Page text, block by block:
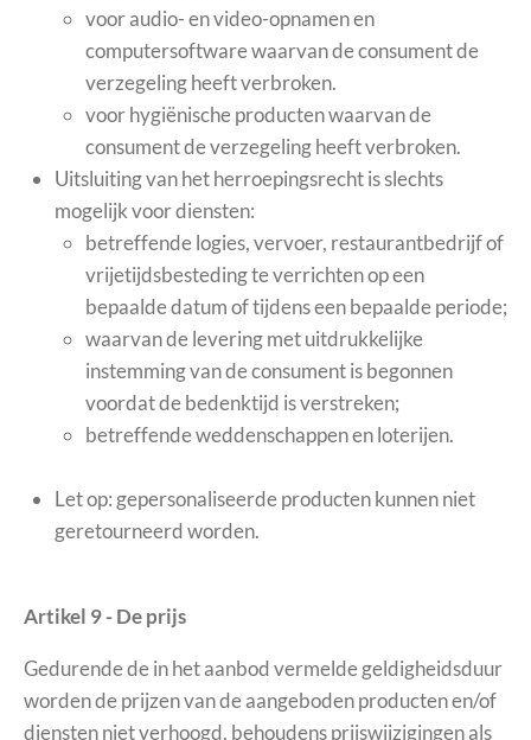
voor audio- en video-opnamen en
computersoftware waarvan de consument de
verzegeling heeft verbroken.
voor hygiënische producten waarvan de
consument de verzegeling heeft verbroken.
Uitsluiting van het herroepingsrecht is slechts
mogelijk voor diensten:
betreffende logies, vervoer, restaurantbedrijf of
vrijetijdsbesteding te verrichten op een
bepaalde datum of tijdens een bepaalde periode;
waarvan de levering met uitdrukkelijke
instemming van de consument is begonnen
voordat de bedenktijd is verstreken;
betreffende weddenschappen en loterijen.
Let op: gepersonaliseerde producten kunnen niet
geretourneerd worden.
Artikel 9 - De prijs
Gedurende de in het aanbod vermelde geldigheidsduur
worden de prijzen van de aangeboden producten en/of
diensten niet verhoogd, behoudens prijswijzigingen als